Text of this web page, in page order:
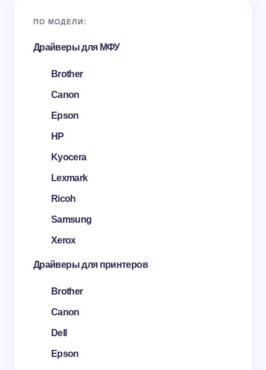
ПО МОДЕЛИ:
Драйверы для МФУ
Brother
Canon
Epson
HP
Kyocera
Lexmark
Ricoh
Samsung
Xerox
Драйверы для принтеров
Brother
Canon
Dell
Epson